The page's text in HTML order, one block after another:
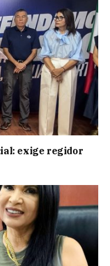
exige regidor